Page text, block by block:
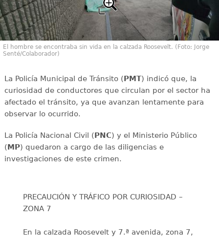
El hombre se encontraba sin vida en la calzada Roosevelt. (Foto: Jorge
Senté/Colaborador)
La Policía Municipal de Tránsito (PMT) indicó que, la
curiosidad de conductores que circulan por el sector ha
afectado el tránsito, ya que avanzan lentamente para
observar lo ocurrido.
La Policía Nacional Civil (PNC) y el Ministerio Público
(MP) quedaron a cargo de las diligencias e
investigaciones de este crimen.
PRECAUCIÓN Y TRÁFICO POR CURIOSIDAD –
ZONA 7
En la calzada Roosevelt y 7.ª avenida, zona 7,